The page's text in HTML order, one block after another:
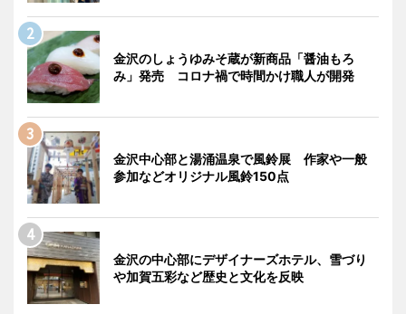
金沢のしょうゆみそ蔵が新商品「醤油もろ
み」発売 コロナ禍で時間かけ職人が開発
金沢中心部と湯涌温泉で風鈴展 作家や一般
参加などオリジナル風鈴150点
金沢の中心部にデザイナーズホテル、雪づり
や加賀五彩など歴史と文化を反映